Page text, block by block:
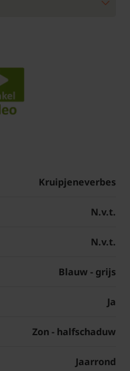
Kruipjeneverbes
N.v.t.
N.v.t.
Blauw - grijs
Ja
Zon - halfschaduw
Jaarrond